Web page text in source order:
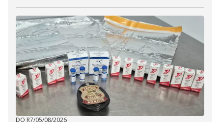
DO R7/05/08/2026